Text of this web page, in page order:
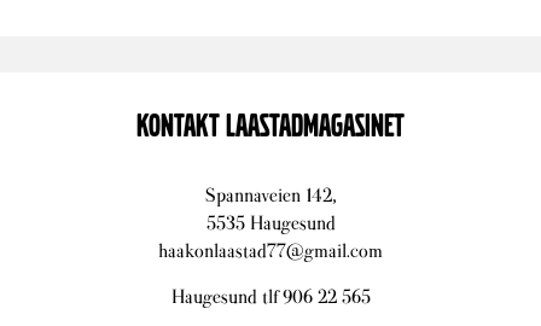
KONTAKT LAASTADMAGASINET
Spannaveien 142,
5535 Haugesund
haakonlaastad77@gmail.com
Haugesund tlf 906 22 565